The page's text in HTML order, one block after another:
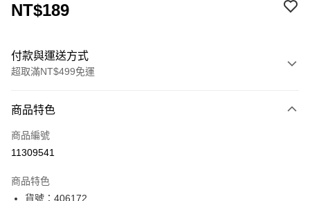
NT$189
付款與運送方式
超取滿NT$499免運
icash Pay
信用卡一次付款
LINE Pay
商品特色
商品編號
11309541
商品特色
貨號：406172